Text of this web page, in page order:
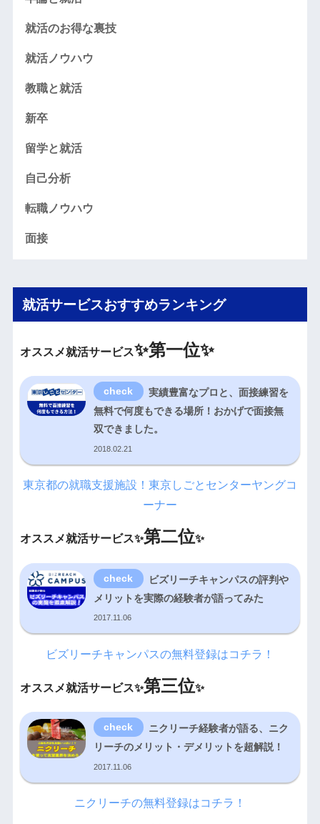
就活のお得な裏技
就活ノウハウ
教職と就活
新卒
留学と就活
自己分析
転職ノウハウ
面接
就活サービスおすすめランキング
オススメ就活サービス✨第一位✨
実績豊富なプロと、面接練習を
無料で何度もできる場所！おかげで面接無
双できました。
2018.02.21
東京都の就職支援施設！東京しごとセンターヤングコ
ーナー
オススメ就活サービス✨第二位✨
ビズリーチキャンパスの評判や
メリットを実際の経験者が語ってみた
2017.11.06
ビズリーチキャンパスの無料登録はコチラ！
オススメ就活サービス✨第三位✨
ニクリーチ経験者が語る、ニク
リーチのメリット・デメリットを超解説！
2017.11.06
ニクリーチの無料登録はコチラ！